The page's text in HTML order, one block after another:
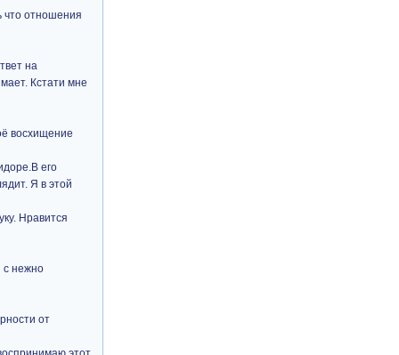
что отношения
на
Кстати мне
восхищение
его
Я в этой
Нравится
с нежно
от